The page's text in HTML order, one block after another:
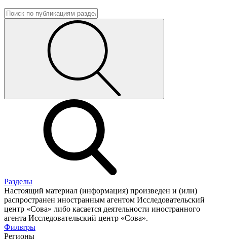
Разделы
Настоящий материал (информация) произведен и (или)
распространен иностранным агентом Исследовательский
центр «Сова» либо касается деятельности иностранного
агента Исследовательский центр «Сова».
Фильтры
Регионы